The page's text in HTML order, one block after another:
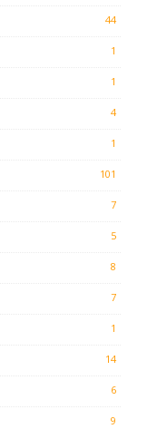
44
1
1
4
1
101
7
5
8
7
1
14
6
9